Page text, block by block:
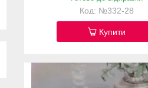
№332-28
Купити